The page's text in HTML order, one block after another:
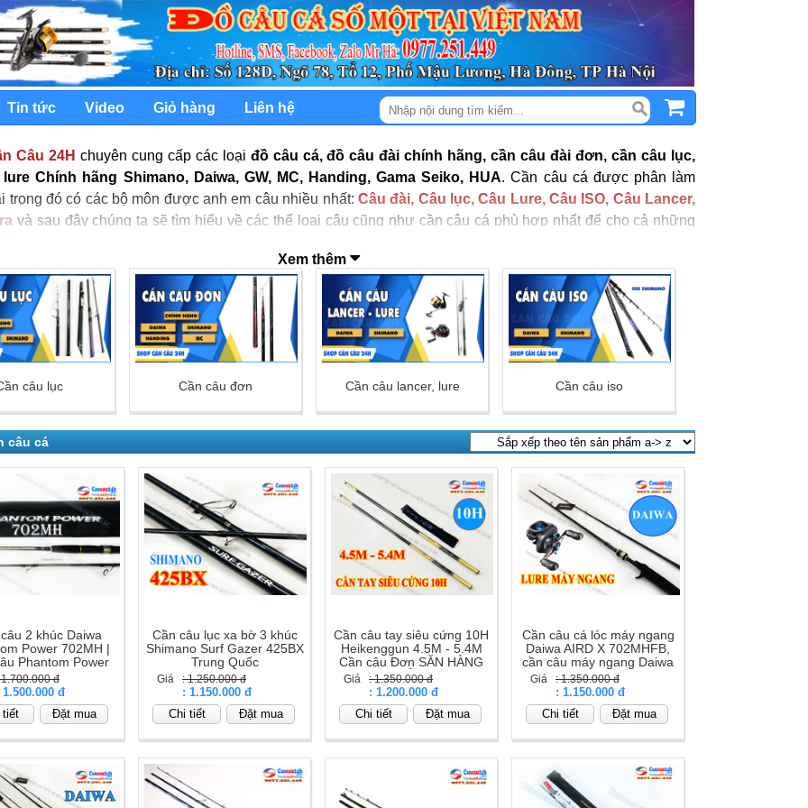
Tin tức Video Giỏ hàng Liên hệ
Câu 24H chuyên cung cấp các loại đồ câu cá, đồ câu đài chính hãng, cần câu đài đơn, cần câu lục,
Chính hãng Shimano, Daiwa, GW, MC, Handing, Gama Seiko, HUA. Cần câu cá được phân làm
trong đó có các bộ môn được anh em câu nhiều nhất: Câu đài, Câu lục, Câu Lure, Câu ISO, Câu Lancer,
và sau đây chúng ta sẽ tìm hiểu về các thể loại câu cũng như cần câu cá phù hợp nhất để cho cả những
đồ câu cá, Cần câu cá, can cau ca, cần câu đơn, cần câu máy, cần câu lục, câu câu lancer, cần câu mồi
shimano, daiwa. Mr Hà 0977251449
có cái nhìn khái quát nhất thì Shop Cần Câu 24H sẽ giới thiệu một vài hãng cần câu cá Nhật chất
đông đảo anh em cần thủ tin tưởng sử dụng:
Xem thêm
câu lục Cần câu đơn Cần câu lancer, lure Cần câu iso
câu cá
2 khúc Daiwa
Power 702MH |
Phantom Power
702MH
đ
1.500.000 đ
tiết
Đặt mua
Cần câu lục xa bờ 3 khúc
Shimano Surf Gazer 425BX
Trung Quốc
Giá : 1.250.000 đ
: 1.150.000 đ
Chi tiết
Đặt mua
Cần câu tay siêu cứng 10H
Heikenggun 4.5M - 5.4M
Cần câu Đơn SĂN HÀNG
KHỦNG
Giá : 1.350.000 đ
: 1.200.000 đ
Chi tiết
Đặt mua
Cần câu cá lóc máy ngang
Daiwa AIRD X 702MHFB,
cần câu máy ngang Daiwa
Giá : 1.350.000 đ
: 1.150.000 đ
Chi tiết
Đặt mua